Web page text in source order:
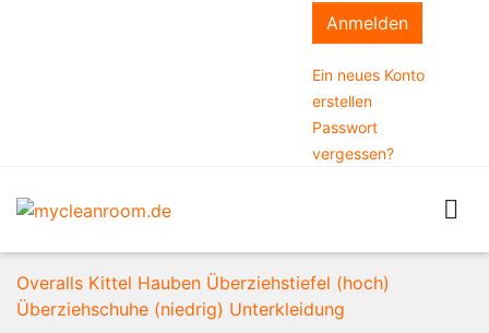
Anmelden
Ein neues Konto
erstellen
Passwort
vergessen?

Overalls Kittel Hauben Überziehstiefel (hoch)
Überziehschuhe (niedrig) Unterkleidung